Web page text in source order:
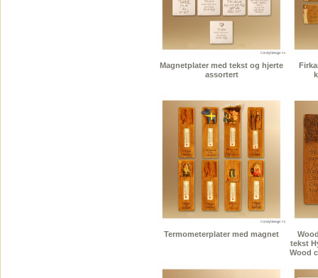
Magnetplater med tekst og hjerte
assortert
Termometerplater med magnet
tekst
Wood